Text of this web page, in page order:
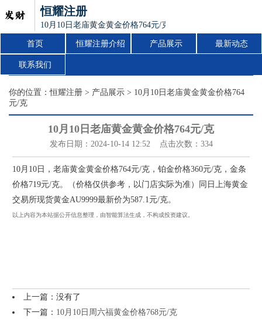
恒耀注册
10月10日老庙黄金黄金价格764元/克
首页 恒耀注册介绍 产品展示 最新动态
联系我们
你的位置：恒耀注册 > 产品展示 > 10月10日老庙黄金黄金价格764
元/克
10月10日老庙黄金黄金价格764元/克
发布日期：2024-10-14 12:52 点击次数：334
10月10日，老庙黄金黄金价格764元/克，铂金价格360元/克，金条
价格719元/克。（价格仅供参考，以门店实际为准）同日上海黄金
交易所现货黄金AU9999最新价为587.1元/克。
以上内容为本站据公开信息整理，由智能算法生成，不构成投资建议。
上一篇：没有了
下一篇： 10月10日周六福黄金价格768元/克